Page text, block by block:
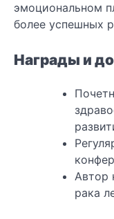
эмоциональном
более успешных
Награды и
Автор
рака